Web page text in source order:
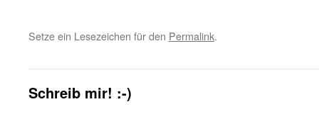
Setze ein Lesezeichen für den Permalink.
Schreib mir! :-)